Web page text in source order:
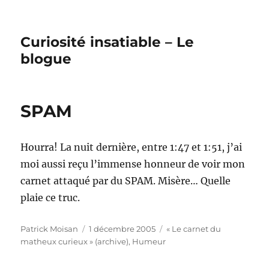
Curiosité insatiable – Le
blogue
SPAM
Hourra! La nuit dernière, entre 1:47 et 1:51, j’ai
moi aussi reçu l’immense honneur de voir mon
carnet attaqué par du SPAM. Misère… Quelle
plaie ce truc.
Auteur
Patrick Moisan
Publié
le
1 décembre 2005 Catégories
« Le carnet du
matheux curieux » (archive), Humeur